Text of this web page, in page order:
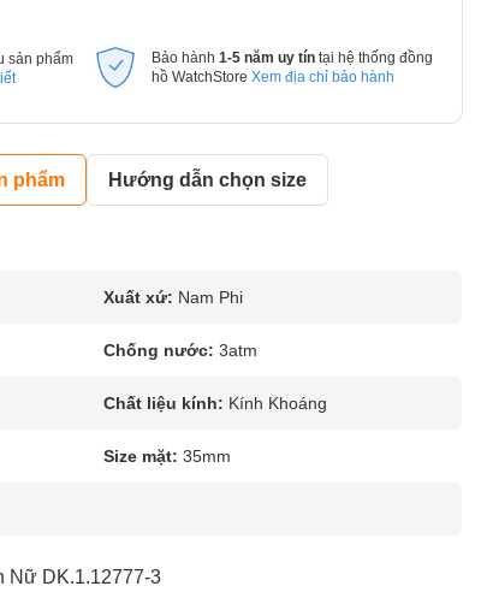
sản phẩm
Bảo hành 1-5 năm uy tín tại hệ thống đồng
hồ WatchStore Xem địa chỉ bảo hành
phẩm Hướng dẫn chọn size
Xuất xứ: Nam Phi
Chống nước: 3atm
Chất liệu kính: Kính Khoáng
Size mặt: 35mm
Nữ DK.1.12777-3